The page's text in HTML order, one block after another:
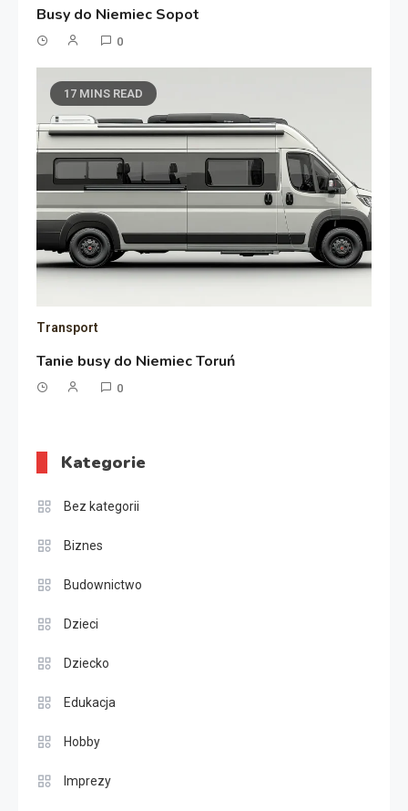
Busy do Niemiec Sopot
0
17 MINS READ
Transport
Tanie busy do Niemiec Toruń
0
Kategorie
Bez kategorii
Biznes
Budownictwo
Dzieci
Dziecko
Edukacja
Hobby
Imprezy